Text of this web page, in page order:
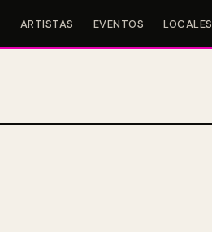
ARTISTAS EVENTOS LOCALES